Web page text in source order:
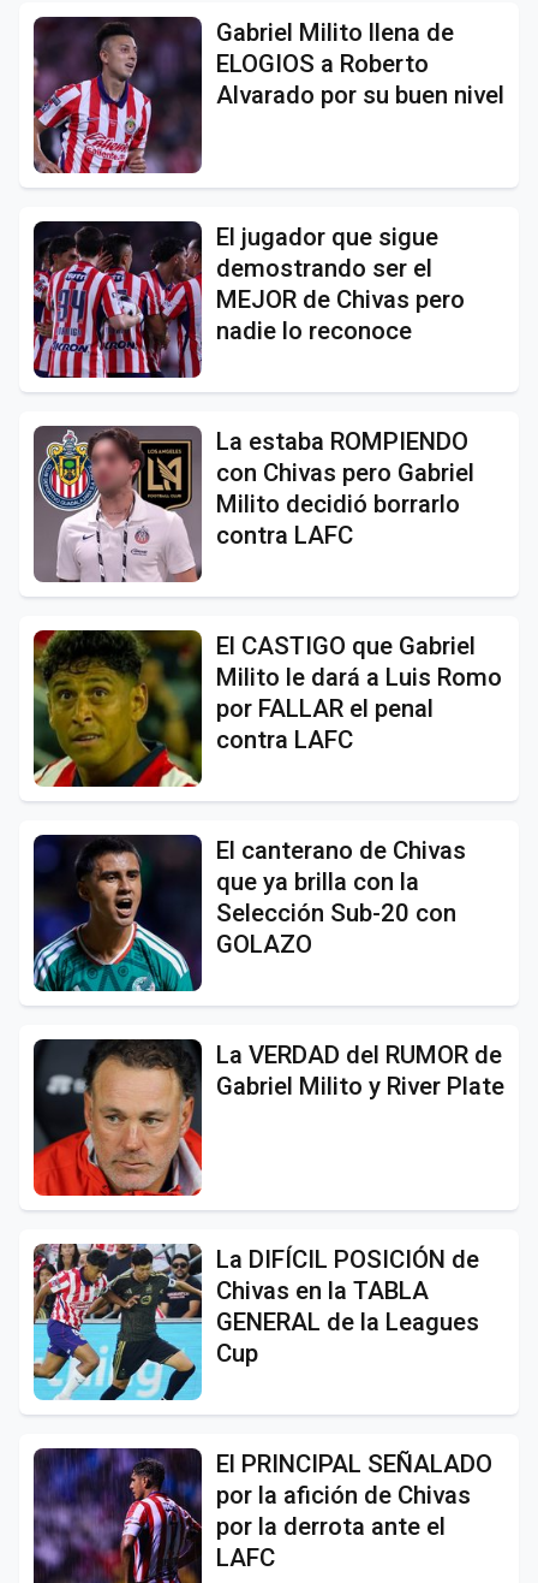
Gabriel Milito llena de
ELOGIOS a Roberto
Alvarado por su buen nivel
El jugador que sigue
demostrando ser el
MEJOR de Chivas pero
nadie lo reconoce
La estaba ROMPIENDO
con Chivas pero Gabriel
Milito decidió borrarlo
contra LAFC
El CASTIGO que Gabriel
Milito le dará a Luis Romo
por FALLAR el penal
contra LAFC
El canterano de Chivas
que ya brilla con la
Selección Sub-20 con
GOLAZO
La VERDAD del RUMOR de
Gabriel Milito y River Plate
La DIFÍCIL POSICIÓN de
Chivas en la TABLA
GENERAL de la Leagues
Cup
El PRINCIPAL SEÑALADO
por la afición de Chivas
por la derrota ante el
LAFC